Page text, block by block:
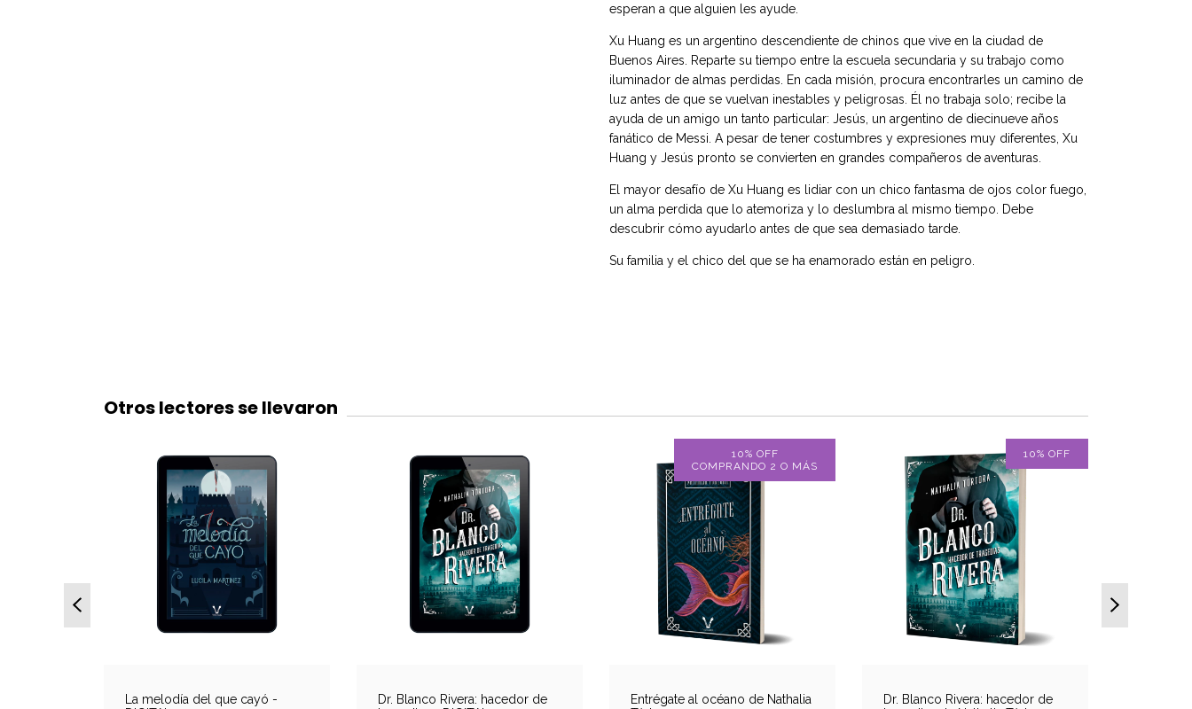
esperan a que alguien les ayude.
Xu Huang es un argentino descendiente de chinos que vive en la ciudad de
Buenos Aires. Reparte su tiempo entre la escuela secundaria y su trabajo como
iluminador de almas perdidas. En cada misión, procura encontrarles un camino de
luz antes de que se vuelvan inestables y peligrosas. Él no trabaja solo; recibe la
ayuda de un amigo un tanto particular: Jesús, un argentino de diecinueve años
fanático de Messi. A pesar de tener costumbres y expresiones muy diferentes, Xu
Huang y Jesús pronto se convierten en grandes compañeros de aventuras.
El mayor desafío de Xu Huang es lidiar con un chico fantasma de ojos color fuego,
un alma perdida que lo atemoriza y lo deslumbra al mismo tiempo. Debe
descubrir cómo ayudarlo antes de que sea demasiado tarde.
Su familia y el chico del que se ha enamorado están en peligro.
Otros lectores se llevaron
La melodía del que cayó -
Dr. Blanco Rivera: hacedor de
10% OFF
COMPRANDO 2 O MÁS
Entrégate al océano de Nathalia
10% OFF
Dr. Blanco Rivera: hacedor de